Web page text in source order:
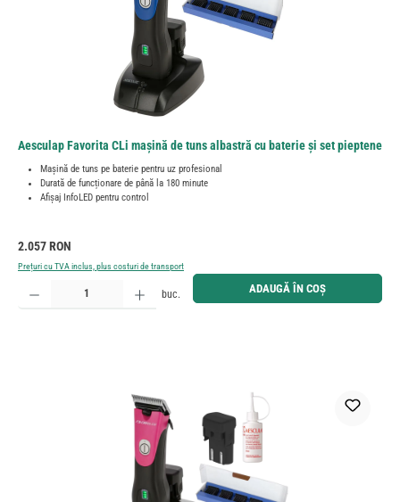
Aesculap Favorita CLi mașină de tuns albastră cu baterie și set pieptene
Mașină de tuns pe baterie pentru uz profesional
Durată de funcționare de până la 180 minute
Afișaj InfoLED pentru control
Preț obișnuit:
2.057 RON
Prețuri cu TVA inclus, plus costuri de transport
Cantitate produs: Introduceți cantitatea dorită sau utilizați butoanele pentru a mări sau micșora
buc. ADAUGĂ ÎN COȘ